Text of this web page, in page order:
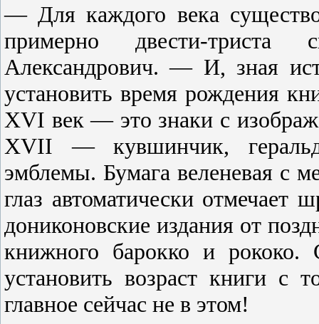
— Для каждого века
примерно двести-
Александрович. — И, зная
установить время рождения
XVI век — это знаки с
XVII — кувшинчик,
эмблемы. Бумага веленевая с
глаз автоматически отмечает
дониконовские издания от
книжного барокко и рококо.
установить возраст книги с
главное сейчас не в этом!